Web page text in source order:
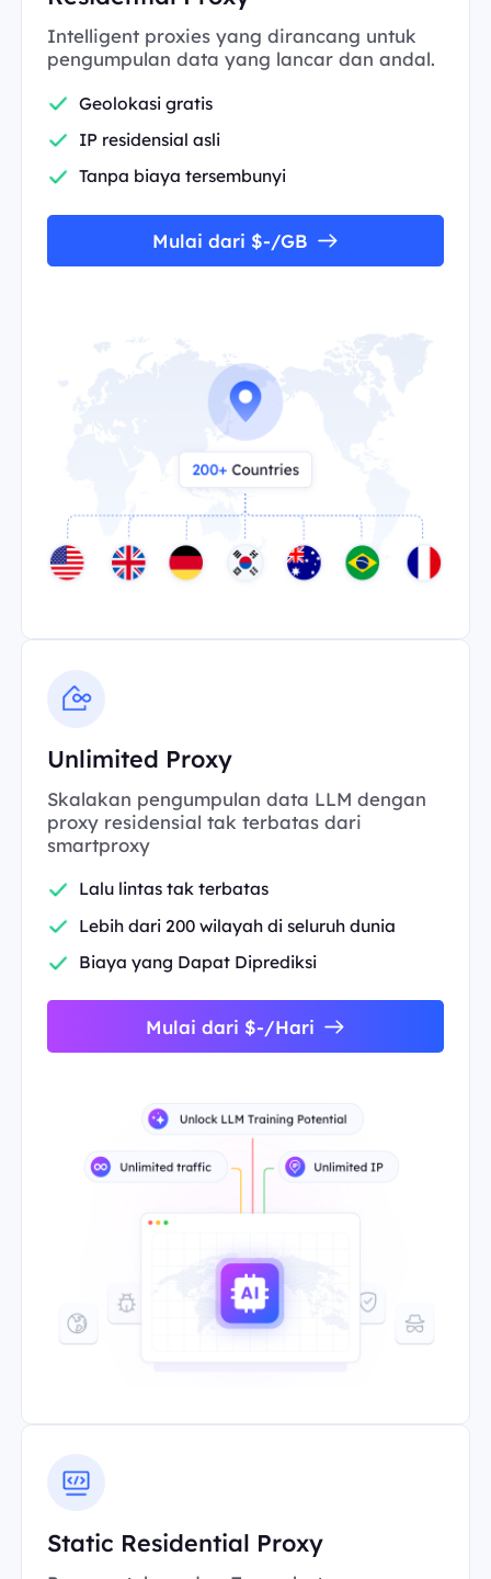
Intelligent proxies yang dirancang untuk
pengumpulan data yang lancar dan andal.
Geolokasi gratis
IP residensial asli
Tanpa biaya tersembunyi
Mulai dari $-/GB
Unlimited Proxy
Skalakan pengumpulan data LLM dengan
proxy residensial tak terbatas dari
smartproxy
Lalu lintas tak terbatas
Lebih dari 200 wilayah di seluruh dunia
Biaya yang Dapat Diprediksi
Mulai dari $-/Hari
Static Residential Proxy